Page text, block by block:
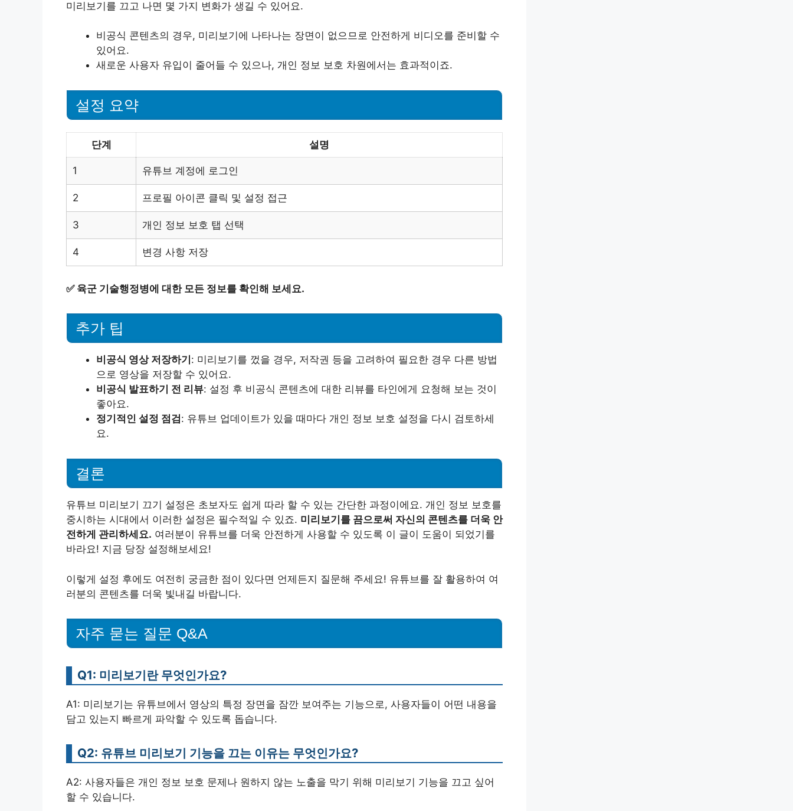
미리보기를 끄고 나면 몇 가지 변화가 생길 수 있어요.
비공식 콘텐츠의 경우, 미리보기에 나타나는 장면이 없으므로 안전하게 비디오를 준비할 수
있어요.
새로운 사용자 유입이 줄어들 수 있으나, 개인 정보 보호 차원에서는 효과적이죠.
설정 요약
단계 설명
1 유튜브 계정에 로그인
2 프로필 아이콘 클릭 및 설정 접근
3 개인 정보 보호 탭 선택
4 변경 사항 저장
✅ 육군 기술행정병에 대한 모든 정보를 확인해 보세요.
추가 팁
비공식 영상 저장하기 : 미리보기를 껐을 경우, 저작권 등을 고려하여 필요한 경우 다른 방법
으로 영상을 저장할 수 있어요.
비공식 발표하기 전 리뷰: 설정 후 비공식 콘텐츠에 대한 리뷰를 타인에게 요청해 보는 것이
좋아요.
정기적인 설정 점검 : 유튜브 업데이트가 있을 때마다 개인 정보 보호 설정을 다시 검토하세
요.
결론
유튜브 미리보기 끄기 설정은 초보자도 쉽게 따라 할 수 있는 간단한 과정이에요. 개인 정보 보호를
중시하는 시대에서 이러한 설정은 필수적일 수 있죠. 미리보기를 끔으로써 자신의 콘텐츠를 더욱 안
전하게 관리하세요. 여러분이 유튜브를 더욱 안전하게 사용할 수 있도록 이 글이 도움이 되었기를
바라요! 지금 당장 설정해보세요!
이렇게 설정 후에도 여전히 궁금한 점이 있다면 언제든지 질문해 주세요! 유튜브를 잘 활용하여 여
러분의 콘텐츠를 더욱 빛내길 바랍니다.
자주 묻는 질문 Q&A
Q1: 미리보기란 무엇인가요?
A1: 미리보기는 유튜브에서 영상의 특정 장면을 잠깐 보여주는 기능으로, 사용자들이 어떤 내용을
담고 있는지 빠르게 파악할 수 있도록 돕습니다.
Q2: 유튜브 미리보기 기능을 끄는 이유는 무엇인가요?
A2: 사용자들은 개인 정보 보호 문제나 원하지 않는 노출을 막기 위해 미리보기 기능을 끄고 싶어
할 수 있습니다.